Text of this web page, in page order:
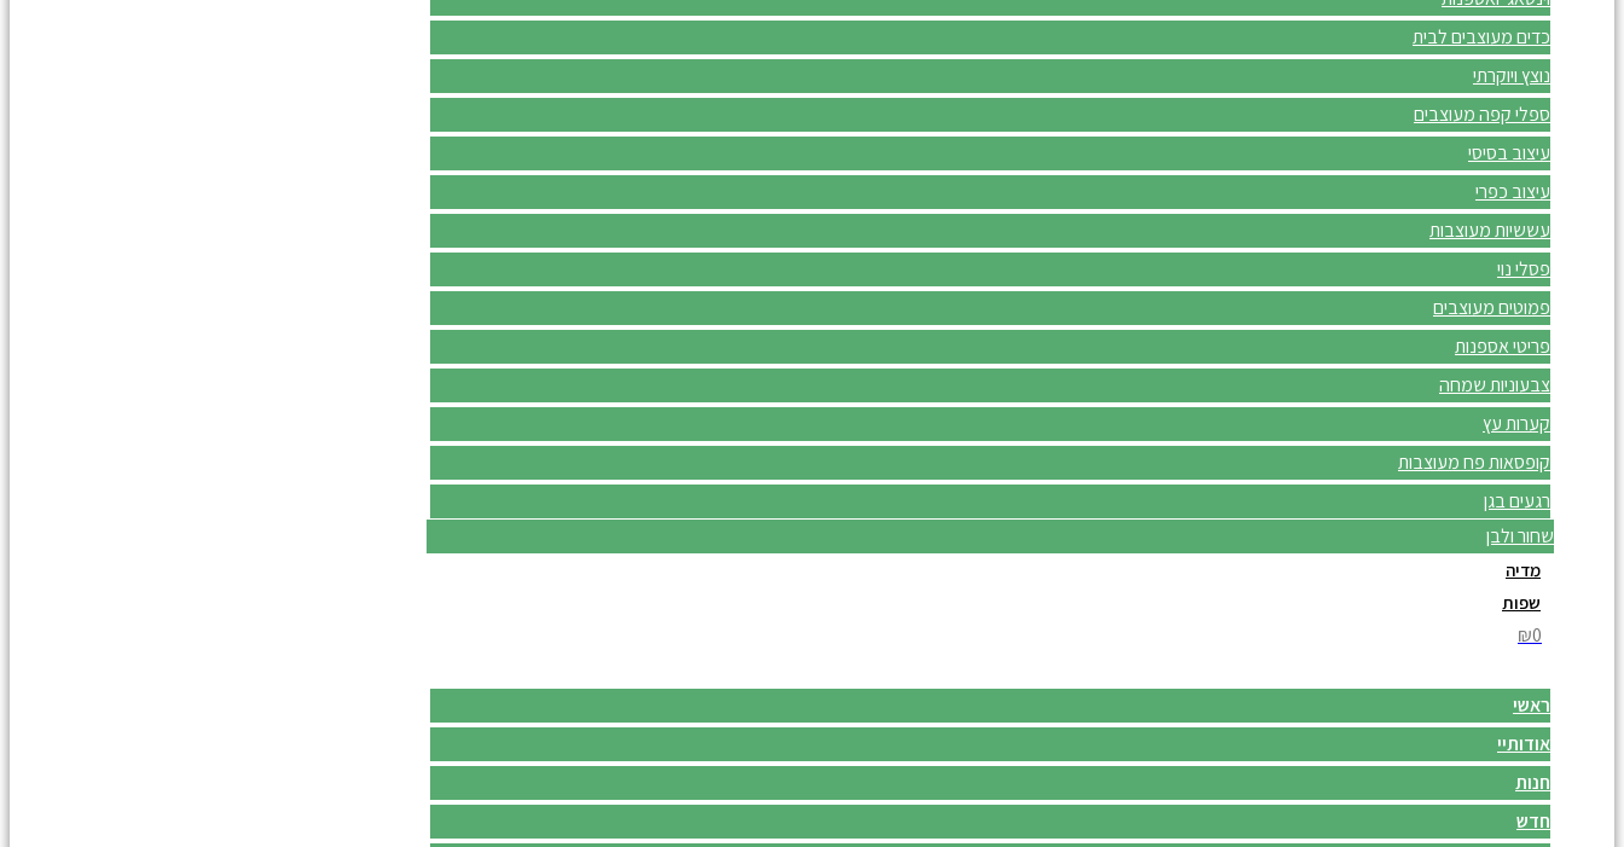
כדים מעוצבים לבית
נוצץ ויוקרתי
ספלי קפה מעוצבים
עיצוב בסיסי
עיצוב כפרי
עששיות מעוצבות
פסלי נוי
פמוטים מעוצבים
פריטי אספנות
צבעוניות שמחה
קערות עץ
קופסאות פח מעוצבות
רגעים בגן
שחור ולבן
מדיה
שפות
₪0
ראשי
אודותיי
חנות
חדש